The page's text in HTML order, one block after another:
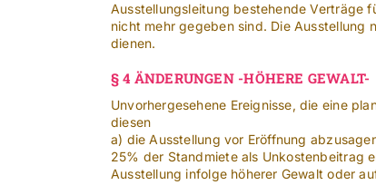
Ausstellungsleitung bestehende Verträge
nicht mehr gegeben sind. Die Ausstellung
dienen.
§ 4 ÄNDERUNGEN -HÖHERE GEWALT-
Unvorhergesehene Ereignisse, die eine
diesen
a) die Ausstellung vor Eröffnung
25% der Standmiete als Unkostenbeitrag
Ausstellung infolge höherer Gewalt oder